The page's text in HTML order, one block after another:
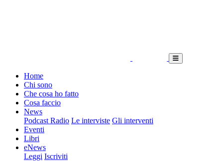
Home
Chi sono
Che cosa ho fatto
Cosa faccio
News
Podcast Radio Le interviste Gli interventi
Eventi
Libri
eNews
Leggi Iscriviti